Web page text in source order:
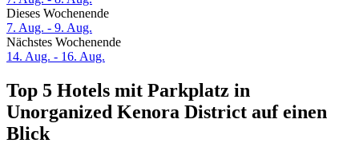
Dieses Wochenende
7. Aug. - 9. Aug.
Nächstes Wochenende
14. Aug. - 16. Aug.
Top 5 Hotels mit Parkplatz in
Unorganized Kenora District auf einen
Blick